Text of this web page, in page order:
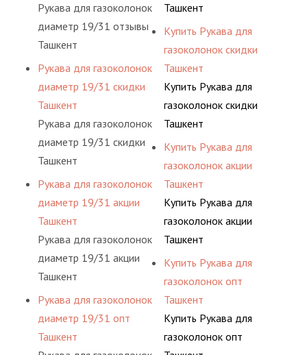
Рукава для газоколонок
диаметр 19/31 отзывы
Ташкент
Рукава для газоколонок
диаметр 19/31 скидки
Ташкент
Рукава для газоколонок
диаметр 19/31 скидки
Ташкент
Рукава для газоколонок
диаметр 19/31 акции
Ташкент
Рукава для газоколонок
диаметр 19/31 акции
Ташкент
Рукава для газоколонок
диаметр 19/31 опт
Ташкент
Ташкент
Купить Рукава для
газоколонок скидки
Ташкент
Купить Рукава для
газоколонок скидки
Ташкент
Купить Рукава для
газоколонок акции
Ташкент
Купить Рукава для
газоколонок акции
Ташкент
Купить Рукава для
газоколонок опт
Ташкент
Купить Рукава для
газоколонок опт